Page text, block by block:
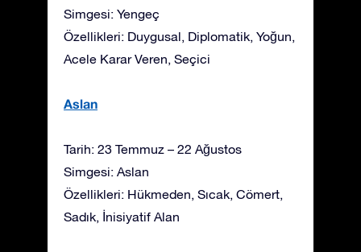
Simgesi: Yengeç
Özellikleri: Duygusal, Diplomatik, Yoğun,
Acele Karar Veren, Seçici
Aslan
Tarih: 23 Temmuz – 22 Ağustos
Simgesi: Aslan
Özellikleri: Hükmeden, Sıcak, Cömert,
Sadık, İnisiyatif Alan